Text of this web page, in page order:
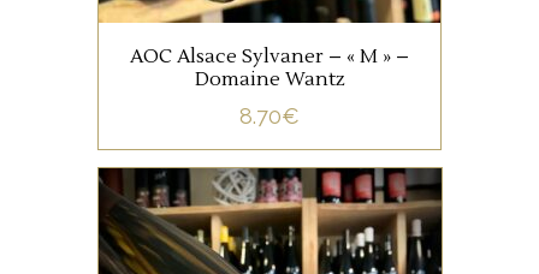
AOC Alsace Sylvaner – « M » –
Domaine Wantz
8.70€
ALSACE